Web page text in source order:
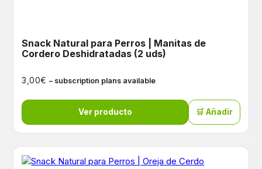
Snack Natural para Perros | Manitas de
Cordero Deshidratadas (2 uds)
3,00€ – subscription plans available
Ver producto 🛒 Añadir